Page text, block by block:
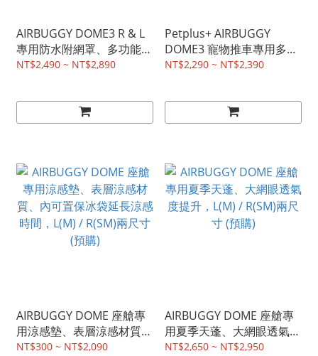
AIRBUGGY DOME3 R & L
專用防水附網罩、多功能保
潔墊 (R尺寸台鐵、高鐵通
NT$2,490 ~ NT$2,890
Petplus+ AIRBUGGY
DOME3 寵物推車專用多功
能附網罩強防撥水保潔墊
NT$2,290 ~ NT$2,390
AIRBUGGY DOME 座艙專
用涼感墊、表層涼感材質、
內可置保冰袋延長涼感時
NT$300 ~ NT$2,090
AIRBUGGY DOME 座艙專
用夏季天蓬、大網眼透氣度
提升，L(M) / R(SM)兩尺寸
NT$2,650 ~ NT$2,950